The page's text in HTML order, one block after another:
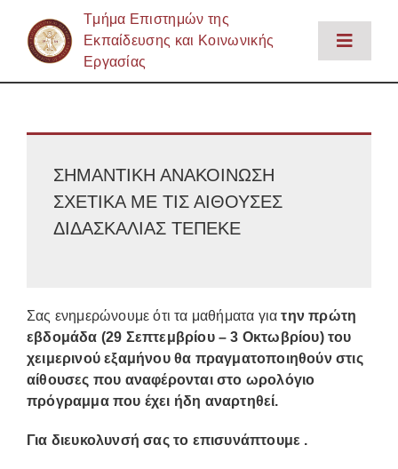
περιεχόμενο
Tμήμα Επιστημών της
Εκπαίδευσης και Κοινωνικής
Εργασίας
Toggle
Προσωπικό
Επικοινωνία
Login
ΣΗΜΑΝΤΙΚΗ ΑΝΑΚΟΙΝΩΣΗ
ΣΧΕΤΙΚΑ ΜΕ ΤΙΣ ΑΙΘΟΥΣΕΣ
ΔΙΔΑΣΚΑΛΙΑΣ ΤΕΠΕΚΕ
Σας ενημερώνουμε ότι τα μαθήματα γιατην πρώτη
εβδομάδα (29 Σεπτεμβρίου – 3 Οκτωβρίου) του
χειμερινού εξαμήνου θα πραγματοποιηθούν στις
αίθουσες που αναφέρονται στο ωρολόγιο
πρόγραμμα που έχει ήδη αναρτηθεί.
Για διευκολυνσή σας το επισυνάπτουμε .